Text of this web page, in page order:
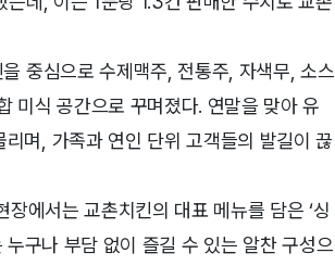
중심으로 수제맥주, 전통주, 자색무, 소스
미식 공간으로 꾸며졌다. 연말을 맞아 유
며, 가족과 연인 단위 고객들의 발길이 끊
에서는 교촌치킨의 대표 메뉴를 담은 ‘싱
누구나 부담 없이 즐길 수 있는 알찬 구성으